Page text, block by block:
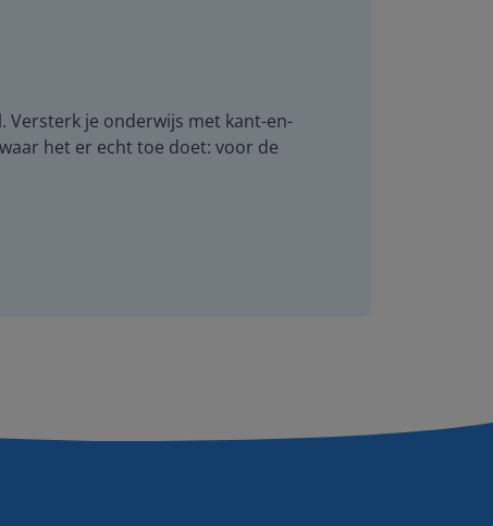
Versterk je onderwijs met kant-en-
het er echt toe doet: voor de